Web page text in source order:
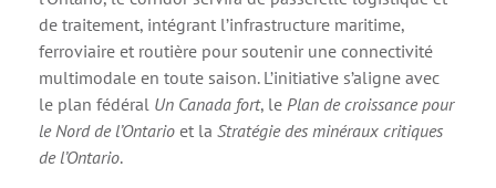
de traitement, intégrant l’infrastructure maritime,
ferroviaire et routière pour soutenir une connectivité
multimodale en toute saison. L’initiative s’aligne avec
le plan fédéral Un Canada fort, le Plan de croissance pour
le Nord de l’Ontario et la Stratégie des minéraux critiques
de l’Ontario.